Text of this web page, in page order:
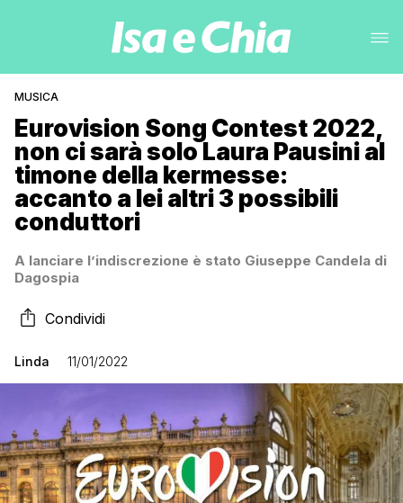
MUSICA
Eurovision Song Contest 2022,
non ci sarà solo Laura Pausini al
timone della kermesse:
accanto a lei altri 3 possibili
conduttori
A lanciare l’indiscrezione è stato Giuseppe Candela di
Dagospia
Condividi
Linda 11/01/2022